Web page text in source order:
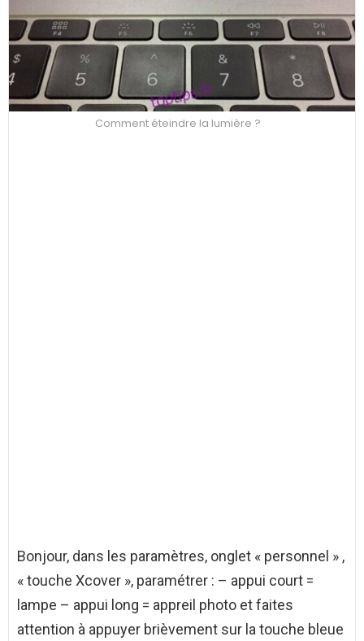
Comment éteindre la lumière ?
Bonjour, dans les paramètres, onglet « personnel » ,
« touche Xcover », paramétrer : – appui court =
lampe – appui long = appreil photo et faites
attention à appuyer brièvement sur la touche bleue